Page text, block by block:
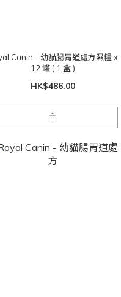
Canin - 幼貓腸胃道處方濕糧 x
12 罐 ( 1 盒 )
HK$486.00